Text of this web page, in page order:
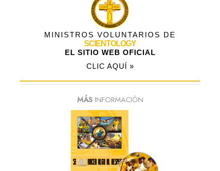
MINISTROS VOLUNTARIOS DE
SCIENTOLOGY
EL SITIO WEB OFICIAL
CLIC AQUÍ »
MÁSINFORMACIÓN